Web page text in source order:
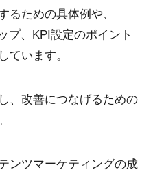
るための具体例や、
プ、KPI設定のポイント
ています。
、改善につなげるための
ンツマーケティングの成